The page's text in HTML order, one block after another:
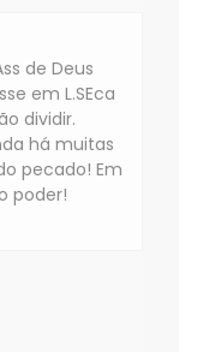
de Deus
em L.SEca
dividir.
há muitas
pecado! Em
poder!